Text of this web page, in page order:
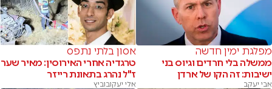
מפלגת ימין חדשה
ממשלה בלי חרדים וגיוס בני
ישיבות: זה הקו של ארדן
אבי יעקב
אסון בלתי נתפס
טרגדיה אחרי האירוסין: מאיר שער
ז"ל נהרג בתאונת רייזר
אלי יעקובוביץ